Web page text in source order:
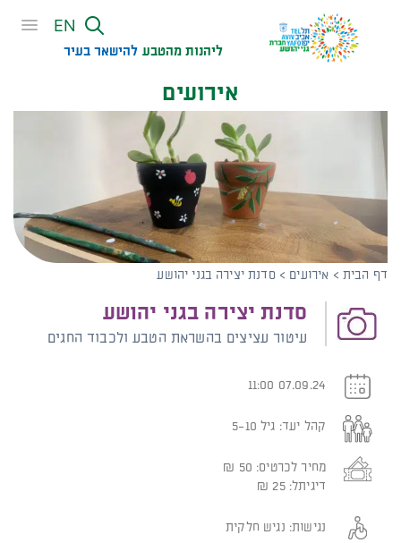
מַעֲרֶכֶת
נָגִישׁ
בִּקְלִיק
הַמְּסַיַּעַת
לִנְגִישׁוּת
הָאֲתָר.
EN
ליהנות מהטבע להישאר בעיר​
אירועים
דף הבית > אירועים > סדנת יצירה בגני יהושע
סדנת יצירה בגני יהושע
עיטור עציצים בהשראת הטבע ולכבוד החגים
07.09.24 11:00
קהל יעד: גיל 5-10
מחיר לכרטיס:
₪
דיגיתל: 25
₪
נגישות: נגיש חלקית